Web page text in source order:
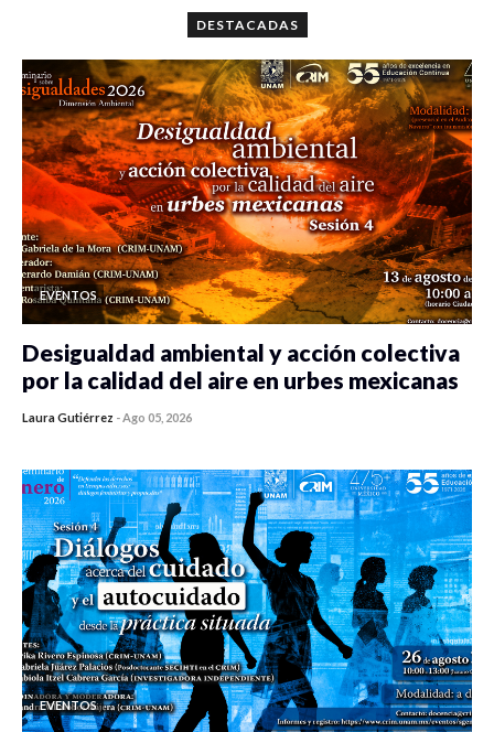
DESTACADAS
EVENTOS
Desigualdad ambiental y acción colectiva
por la calidad del aire en urbes mexicanas
Laura Gutiérrez -Ago 05, 2026
EVENTOS